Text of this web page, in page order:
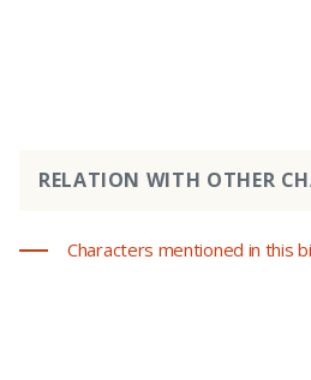
RELATION WITH OTHER
Characters mentioned in this